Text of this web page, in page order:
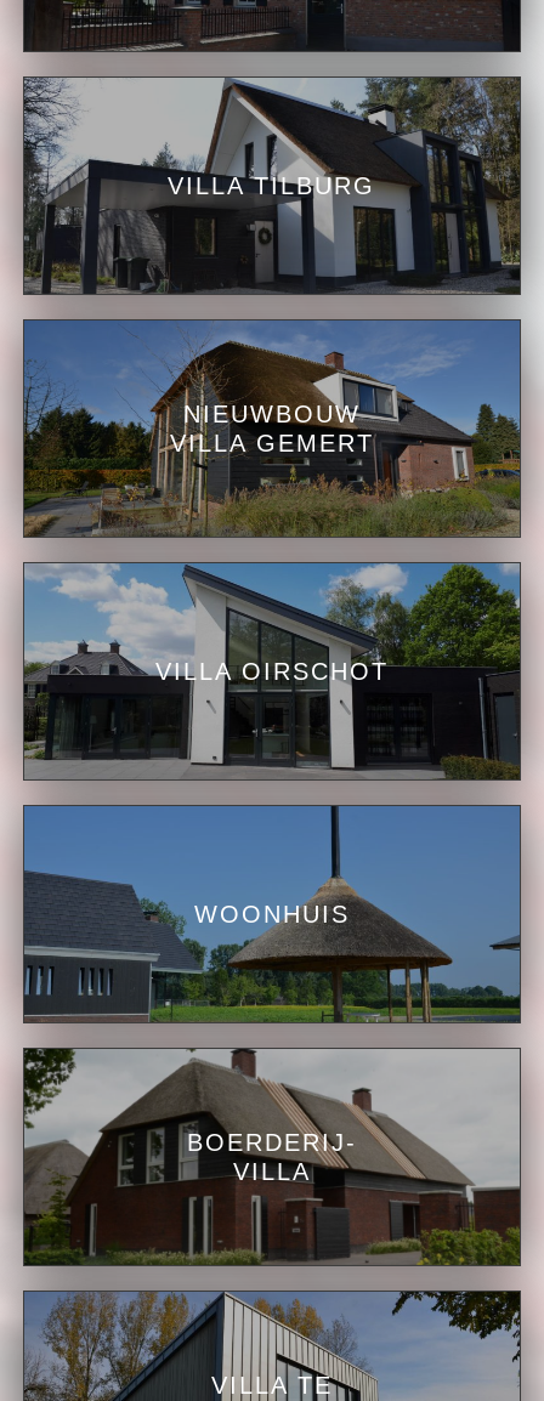
VILLA TILBURG
NIEUWBOUW
VILLA GEMERT
VILLA OIRSCHOT
WOONHUIS
BOERDERIJ-
VILLA
VILLA TE